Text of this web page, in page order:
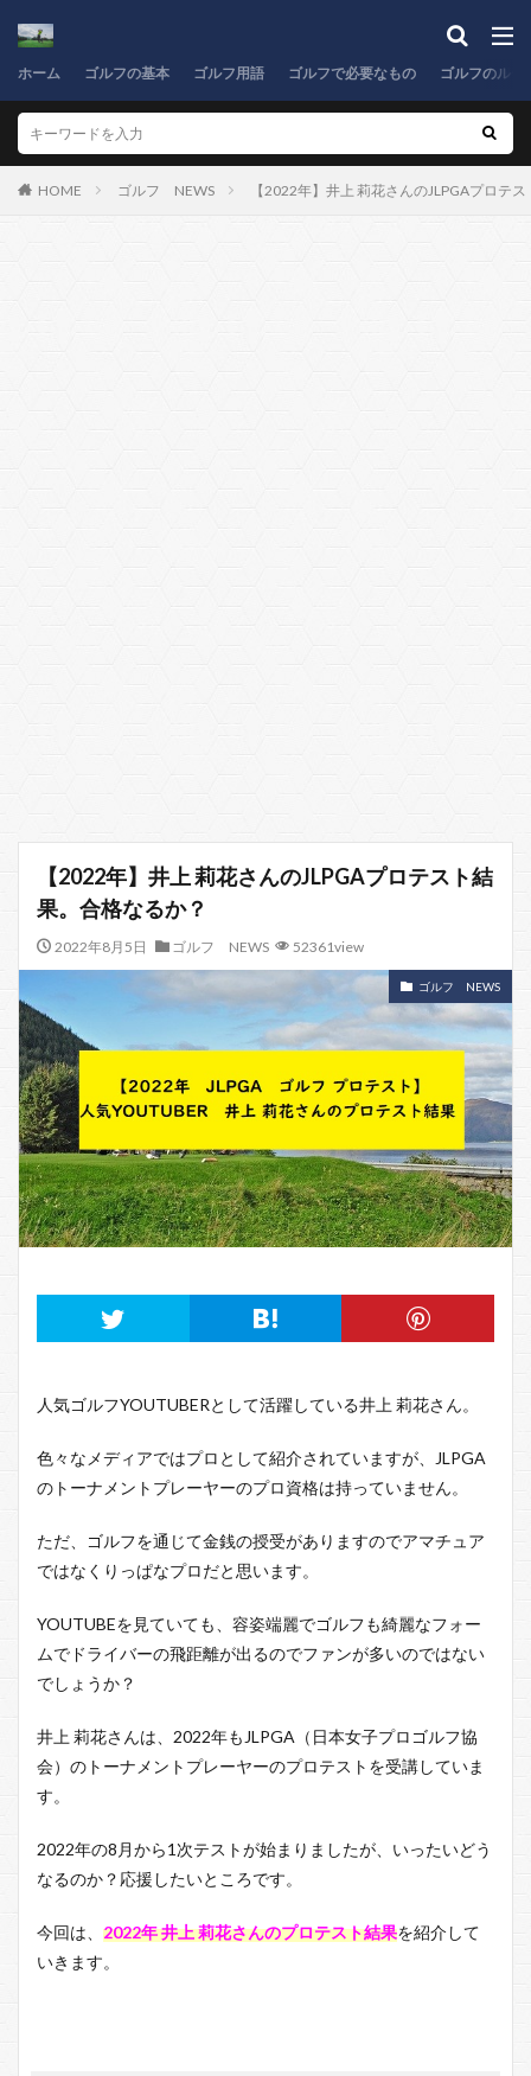
ホーム ゴルフの基本 ゴルフ用語 ゴルフで必要なもの ゴルフのルー
HOME ゴルフ NEWS 【2022年】井上 莉花さんのJLPGAプロテ
【2022年】井上 莉花さんのJLPGAプロテスト結
果。合格なるか？
2022年8月5日 ゴルフ NEWS 52361view
ゴルフ NEWS
人気ゴルフYOUTUBERとして活躍している井上 莉花さん。
色々なメディアではプロとして紹介されていますが、JLPGA
のトーナメントプレーヤーのプロ資格は持っていません。
ただ、ゴルフを通じて金銭の授受がありますのでアマチュア
ではなくりっぱなプロだと思います。
YOUTUBEを見ていても、容姿端麗でゴルフも綺麗なフォー
ムでドライバーの飛距離が出るのでファンが多いのではない
でしょうか？
井上 莉花さんは、2022年もJLPGA（日本女子プロゴルフ協
会）のトーナメントプレーヤーのプロテストを受講していま
す。
2022年の8月から1次テストが始まりましたが、いったいどう
なるのか？応援したいところです。
今回は、 2022年 井上 莉花さんのプロテスト結果を紹介して
いきます。